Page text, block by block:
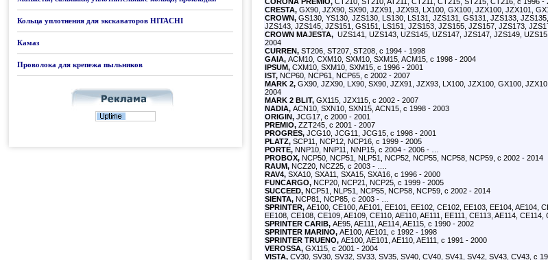
Кольца уплотнения для экскаваторов HITACHI
Камаз
Проволока для крепежа пыльников
CRESTA, GX90, JZX90, SX90, JZX91, JZX93, LX100, GX100, JZX100, JZX101,
CROWN, GS130, YS130, JZS130, LS130, LS131, JZS131, GS131, JZS133,
JZS143, JZS145, JZS151, GS151, LS151, JZS153, JZS155, JZS157, JZS173,
CROWN MAJESTA, UZS141, UZS143, UZS145, UZS147, JZS147, JZS149,
2004
CURREN, ST206, ST207, ST208, с 1994 - 1998
GAIA, ACM10, CXM10, SXM10, SXM15, ACM15, с 1998 - 2004
IPSUM, CXM10, SXM10, SXM15, с 1996 - 2001
IST, NCP60, NCP61, NCP65, с 2002 - 2007
MARK 2, GX90, JZX90, LX90, SX90, JZX91, JZX93, LX100, JZX100, GX100,
2004
MARK 2 BLIT, GX115, JZX115, с 2002 - 2007
NADIA, ACN10, SXN10, SXN15, ACN15, с 1998 - 2003
ORIGIN, JCG17, с 2000 - 2001
PREMIO, ZZT245, с 2001 - 2007
PROGRES, JCG10, JCG11, JCG15, с 1998 - 2001
PLATZ, SCP11, NCP12, NCP16, с 1999 - 2005
PORTE, NNP10, NNP11, NNP15, с 2004 - 2006 - …
PROBOX, NCP50, NCP51, NLP51, NCP52, NCP55, NCP58, NCP59, с 2002 - 2014
RAUM, NCZ20, NCZ25, с 2003 - ….
RAV4, SXA10, SXA11, SXA15, SXA16, с 1996 - 2000
FUNCARGO, NCP20, NCP21, NCP25, с 1999 - 2005
SUCCEED, NCP51, NLP51, NCP55, NCP58, NCP59, с 2002 - 2014
SIENTA, NCP81, NCP85, с 2003 - …
SPRINTER, AE100, CE100, AE101, EE101, EE102, CE102, EE103, EE104, AE104,
EE108, CE108, CE109, AE109, CE110, AE110, AE111, EE111, CE113, AE114,
SPRINTER CARIB, AE95, AE111, AE114, AE115, с 1990 - 2002
SPRINTER MARINO, AE100, AE101, с 1992 - 1998
SPRINTER TRUENO, AE100, AE101, AE110, AE111, с 1991 - 2000
VEROSSA, GX115, с 2001 - 2004
VISTA, CV30, SV30, SV32, SV33, SV35, SV40, CV40, SV41, SV42, SV43, CV43, с